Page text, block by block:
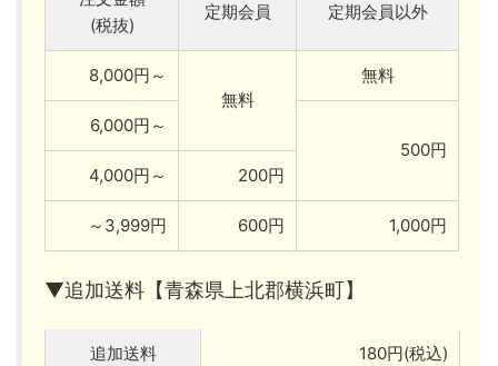
(税抜)
定期会員 定期会員以外
8,000円～
無料
無料
6,000円～
500円
4,000円～
200円
～3,999円 600円 1,000円
▼追加送料【青森県上北郡横浜町】
追加送料 180円(税込)